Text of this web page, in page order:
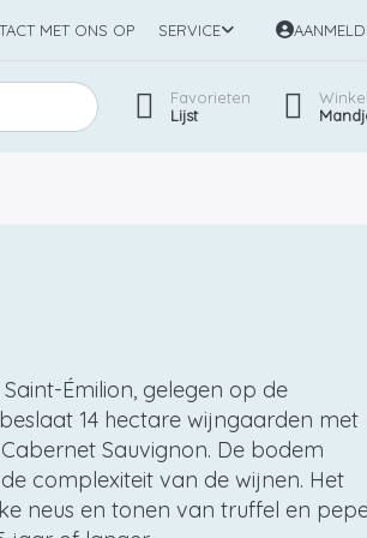
MET ONS OP SERVICE
Favorieten
Lijst
Émilion, gelegen op de
14 hectare wijngaarden met
Sauvignon. De bodem
complexiteit van de wijnen. Het
neus en tonen van truffel en